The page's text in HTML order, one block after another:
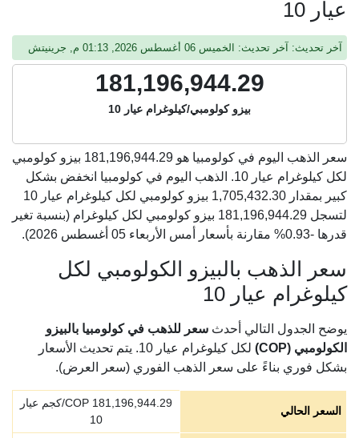
عيار 10
آخر تحديث: آخر تحديث: الخميس 06 أغسطس 2026, 01:13 م, جرينيتش
181,196,944.29
بيزو كولومبي/كيلوغرام عيار 10
سعر الذهب اليوم في كولومبيا هو 181,196,944.29 بيزو كولومبي
لكل كيلوغرام عيار 10. الذهب اليوم في كولومبيا انخفض بشكل
كبير بمقدار 1,705,432.30 بيزو كولومبي لكل كيلوغرام عيار 10
لتسجل 181,196,944.29 بيزو كولومبي لكل كيلوغرام (بنسبة تغير
قدرها -0.93% مقارنة بأسعار أمس الأربعاء 05 أغسطس 2026).
سعر الذهب بالبيزو الكولومبي لكل
كيلوغرام عيار 10
يوضح الجدول التالي أحدث سعر للذهب في كولومبيا بالبيزو
الكولومبي (COP)
لكل كيلوغرام عيار 10. يتم تحديث الأسعار
بشكل فوري بناءً على سعر الذهب الفوري (سعر العرض).
السعر الحالي
181,196,944.29
COP/كجم عيار
10